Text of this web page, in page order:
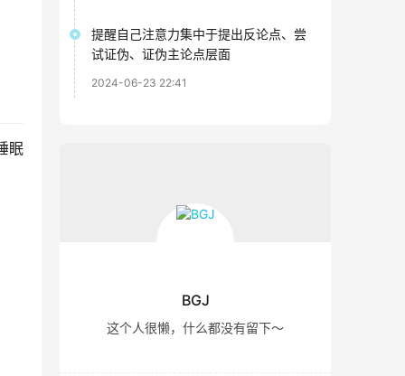
眠
提醒自己注意力集中于提出反论点、尝
试证伪、证伪主论点层面
2024-06-23 22:41
BGJ
这个人很懒，什么都没有留下～